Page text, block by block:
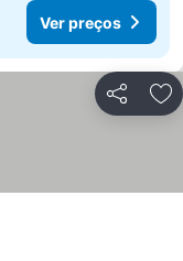
Ver preços
Partilhar